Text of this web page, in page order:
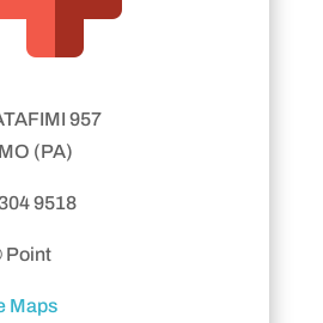
957
(PA)
9518
Point
Maps